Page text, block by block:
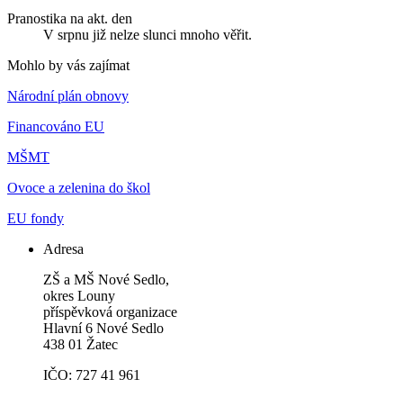
Pranostika na akt. den
V srpnu již nelze slunci mnoho věřit.
Mohlo by vás zajímat
Národní plán obnovy
Financováno EU
MŠMT
Ovoce a zelenina do škol
EU fondy
Adresa
ZŠ a MŠ Nové Sedlo,
okres Louny
příspěvková organizace
Hlavní 6 Nové Sedlo
438 01 Žatec
IČO: 727 41 961